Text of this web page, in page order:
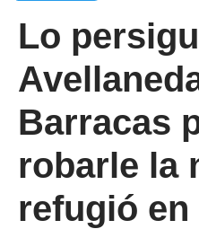
Lo
Barracas
robarle la
refugió en